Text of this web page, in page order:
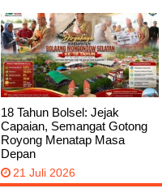
18 Tahun Bolsel: Jejak
Capaian, Semangat Gotong
Royong Menatap Masa
Depan
21 Juli 2026